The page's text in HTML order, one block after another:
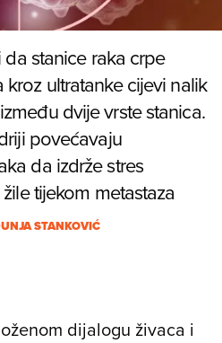
stanice raka crpe
ultratanke cijevi nalik
dvije vrste stanica.
povećavaju
da izdrže stres
tijekom metastaza
STANKOVIĆ
dijalogu živaca i